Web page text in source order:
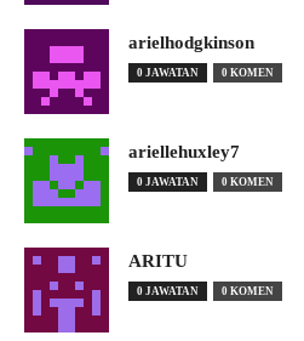
arielhodgkinson
0 JAWATAN 0 KOMEN
ariellehuxley7
0 JAWATAN 0 KOMEN
ARITU
0 JAWATAN 0 KOMEN